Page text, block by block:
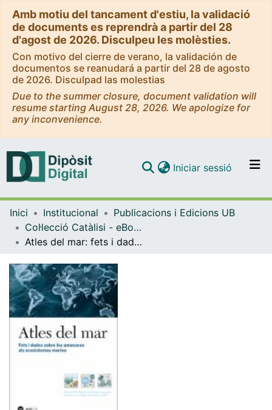
Amb motiu del tancament d'estiu, la validació
de documents es reprendrà a partir del 28
d'agost de 2026. Disculpeu les molèsties.
Con motivo del cierre de verano, la validación de
documentos se reanudará a partir del 28 de agosto
de 2026. Disculpad las molestias
Due to the summer closure, document validation will
resume starting August 28, 2026. We apologize for
any inconvenience.
Navega per tot el DD
Com publicar
Iniciar sessió (current)
Inici Institucional
Publicacions i Edicions UB
Col·lecció Catàlisi - eBooks - (Publicacions i Edicions UB)
Atles del mar: fets i dades sobre les amenaces als nostres ecosistemes marins